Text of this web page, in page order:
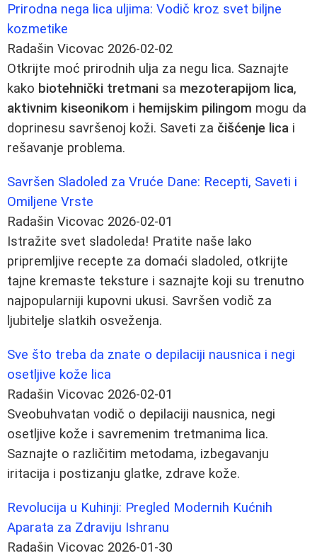
Prirodna nega lica uljima: Vodič kroz svet biljne
kozmetike
Radašin Vicovac 2026-02-02
Otkrijte moć prirodnih ulja za negu lica. Saznajte
kako biotehnički tretmani sa mezoterapijom lica,
aktivnim kiseonikom i hemijskim pilingom mogu da
doprinesu savršenoj koži. Saveti za čišćenje lica i
rešavanje problema.
Savršen Sladoled za Vruće Dane: Recepti, Saveti i
Omiljene Vrste
Radašin Vicovac 2026-02-01
Istražite svet sladoleda! Pratite naše lako
pripremljive recepte za domaći sladoled, otkrijte
tajne kremaste teksture i saznajte koji su trenutno
najpopularniji kupovni ukusi. Savršen vodič za
ljubitelje slatkih osveženja.
Sve što treba da znate o depilaciji nausnica i negi
osetljive kože lica
Radašin Vicovac 2026-02-01
Sveobuhvatan vodič o depilaciji nausnica, negi
osetljive kože i savremenim tretmanima lica.
Saznajte o različitim metodama, izbegavanju
iritacija i postizanju glatke, zdrave kože.
Revolucija u Kuhinji: Pregled Modernih Kućnih
Aparata za Zdraviju Ishranu
Radašin Vicovac 2026-01-30